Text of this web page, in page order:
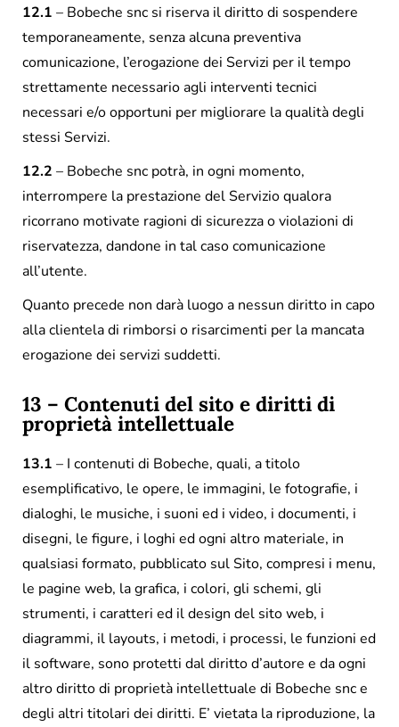
12.1 – Bobeche snc si riserva il diritto di sospendere
temporaneamente, senza alcuna preventiva
comunicazione, l’erogazione dei Servizi per il tempo
strettamente necessario agli interventi tecnici
necessari e/o opportuni per migliorare la qualità degli
stessi Servizi.
12.2 – Bobeche snc potrà, in ogni momento,
interrompere la prestazione del Servizio qualora
ricorrano motivate ragioni di sicurezza o violazioni di
riservatezza, dandone in tal caso comunicazione
all’utente.
Quanto precede non darà luogo a nessun diritto in capo
alla clientela di rimborsi o risarcimenti per la mancata
erogazione dei servizi suddetti.
13 – Contenuti del sito e diritti di
proprietà intellettuale
13.1 – I contenuti di Bobeche, quali, a titolo
esemplificativo, le opere, le immagini, le fotografie, i
dialoghi, le musiche, i suoni ed i video, i documenti, i
disegni, le figure, i loghi ed ogni altro materiale, in
qualsiasi formato, pubblicato sul Sito, compresi i menu,
le pagine web, la grafica, i colori, gli schemi, gli
strumenti, i caratteri ed il design del sito web, i
diagrammi, il layouts, i metodi, i processi, le funzioni ed
il software, sono protetti dal diritto d’autore e da ogni
altro diritto di proprietà intellettuale di Bobeche snc e
degli altri titolari dei diritti. E’ vietata la riproduzione, la